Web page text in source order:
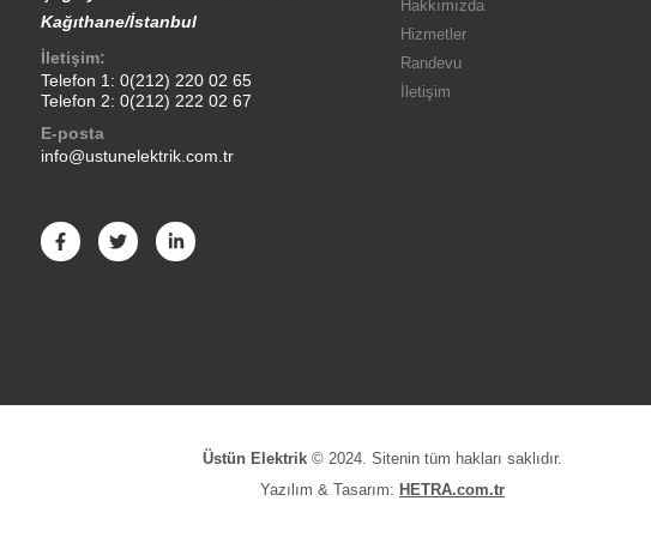
Kağıthane/İstanbul
İletişim:
Telefon 1: 0(212) 220 02 65
Telefon 2: 0(212) 222 02 67
E-posta
info@ustunelektrik.com.tr
Hakkımızda
Hizmetler
Randevu
İletişim
Üstün Elektrik © 2024. Sitenin tüm hakları saklıdır.
Yazılım & Tasarım: HETRA.com.tr